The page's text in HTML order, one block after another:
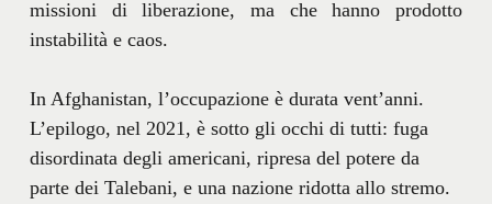
missioni di liberazione, ma che hanno prodotto
instabilità e caos.
In Afghanistan, l’occupazione è durata vent’anni.
L’epilogo, nel 2021, è sotto gli occhi di tutti: fuga
disordinata degli americani, ripresa del potere da
parte dei Talebani, e una nazione ridotta allo stremo.